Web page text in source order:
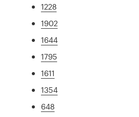
1228
1902
1644
1795
1611
1354
648